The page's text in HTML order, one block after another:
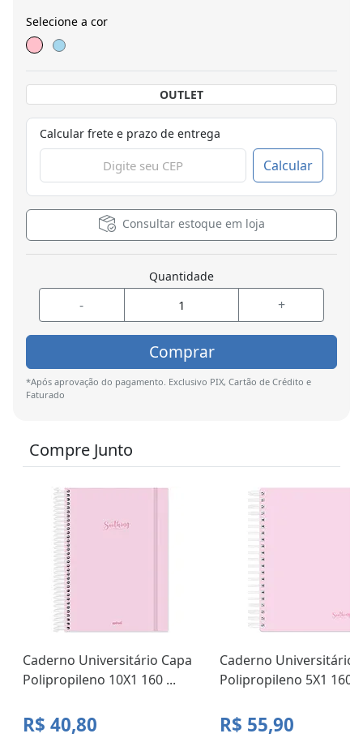
Selecione a cor
OUTLET
Calcular frete e prazo de entrega
Calcular
Consultar estoque em loja
Quantidade
- +
Comprar
*Após aprovação do pagamento. Exclusivo PIX, Cartão de Crédito e
Faturado
Compre Junto
Caderno Universitário Capa
Polipropileno 10X1 160 ...
R$ 40,80
Caderno Universitário
Polipropileno 5X1 160
R$ 55,90